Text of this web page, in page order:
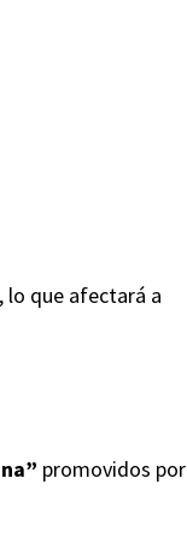
lo que afectará a
promovidos por